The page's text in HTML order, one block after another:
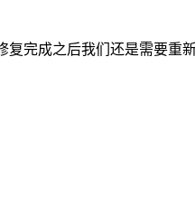
复完成之后我们还是需要重